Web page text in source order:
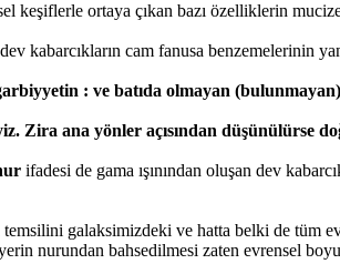
ortaya çıkan bazı özelliklerin
kabarcıkların cam fanusa benzemelerinin
: ve batıda olmayan (bulunmayan)
Zira ana yönler açısından düşünülürse
ifadesi de gama ışınından oluşan dev
galaksimizdeki ve hatta belki de tüm
nurundan bahsedilmesi zaten evrensel